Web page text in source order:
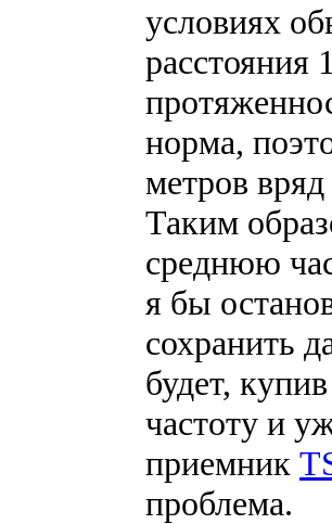
условиях
расстояния
норма,
метров
Таким
среднюю
я бы
сохранить
будет,
частоту и
приемник
проблема.